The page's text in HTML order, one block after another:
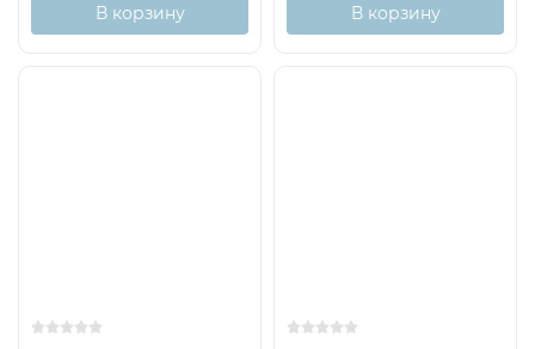
В корзину В корзину